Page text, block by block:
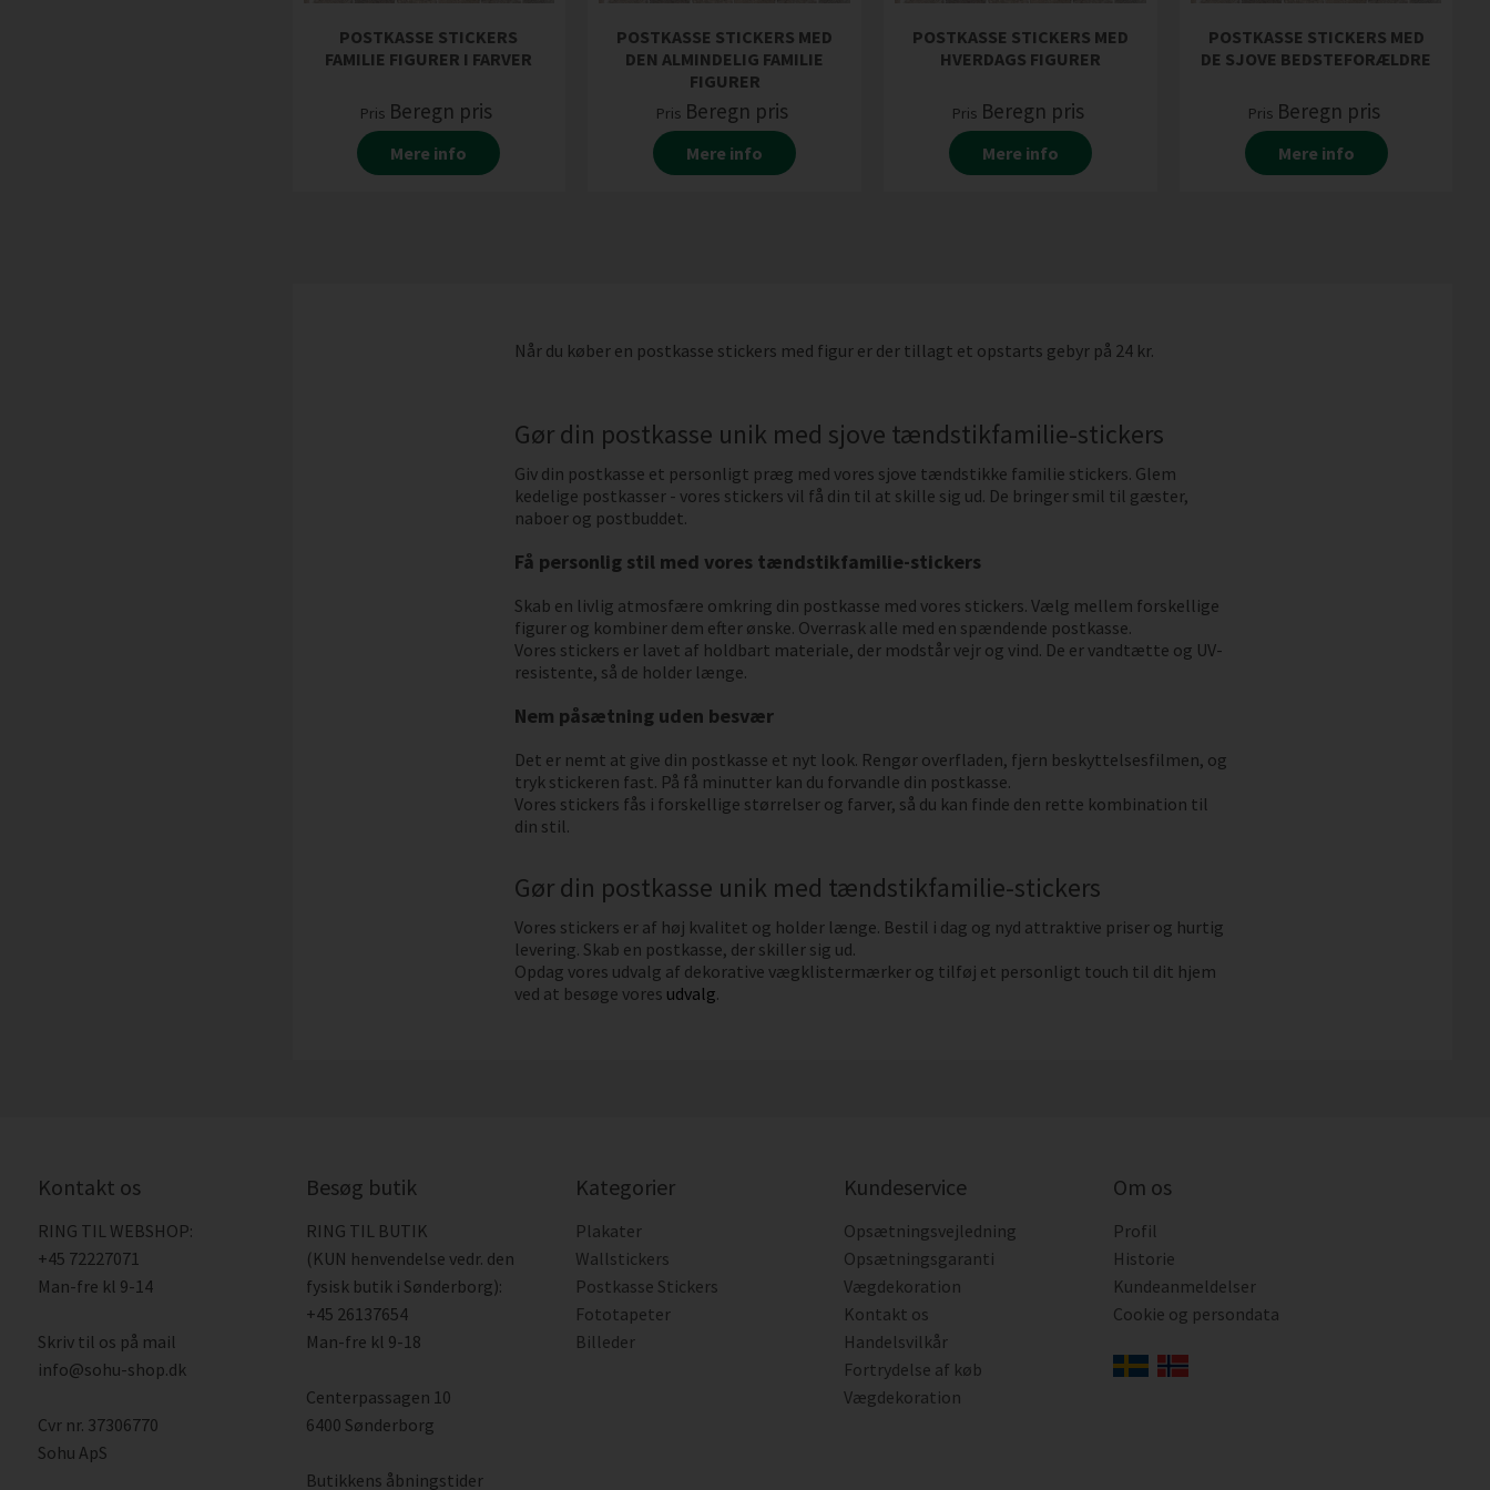
POSTKASSE STICKERS
FAMILIE FIGURER I FARVER
Pris Beregn pris
Mere info
POSTKASSE STICKERS MED
DEN ALMINDELIG FAMILIE
FIGURER
Pris Beregn pris
Mere info
POSTKASSE STICKERS MED
HVERDAGS FIGURER
Pris Beregn pris
Mere info
POSTKASSE STICKERS MED
DE SJOVE BEDSTEFORÆLDRE
Pris Beregn pris
Mere info
Når du køber en postkasse stickers med figur er der tillagt et opstarts gebyr på 24 kr.
Gør din postkasse unik med sjove tændstikfamilie-stickers
Giv din postkasse et personligt præg med vores sjove tændstikke familie stickers. Glem
kedelige postkasser - vores stickers vil få din til at skille sig ud. De bringer smil til gæster,
naboer og postbuddet.
Få personlig stil med vores tændstikfamilie-stickers
Skab en livlig atmosfære omkring din postkasse med vores stickers. Vælg mellem forskellige
figurer og kombiner dem efter ønske. Overrask alle med en spændende postkasse.
Vores stickers er lavet af holdbart materiale, der modstår vejr og vind. De er vandtætte og UV-
resistente, så de holder længe.
Nem påsætning uden besvær
Det er nemt at give din postkasse et nyt look. Rengør overfladen, fjern beskyttelsesfilmen, og
tryk stickeren fast. På få minutter kan du forvandle din postkasse.
Vores stickers fås i forskellige størrelser og farver, så du kan finde den rette kombination til
din stil.
Gør din postkasse unik med tændstikfamilie-stickers
Vores stickers er af høj kvalitet og holder længe. Bestil i dag og nyd attraktive priser og hurtig
levering. Skab en postkasse, der skiller sig ud.
Opdag vores udvalg af dekorative vægklistermærker og tilføj et personligt touch til dit hjem
ved at besøge vores udvalg.
Kontakt os
RING TIL WEBSHOP:
+45 72227071
Man-fre kl 9-14
Skriv til os på mail
info@sohu-shop.dk
Cvr nr. 37306770
Sohu ApS
Besøg butik
RING TIL BUTIK
(KUN henvendelse vedr. den
fysisk butik i Sønderborg):
+45 26137654
Man-fre kl 9-18
Centerpassagen 10
6400 Sønderborg
Butikkens åbningstider
Kategorier
Plakater
Wallstickers
Postkasse Stickers
Fototapeter
Billeder
Kundeservice
Opsætningsvejledning
Opsætningsgaranti
Vægdekoration
Kontakt os
Handelsvilkår
Fortrydelse af køb
Vægdekoration
Om os
Profil
Historie
Kundeanmeldelser
Cookie og persondata